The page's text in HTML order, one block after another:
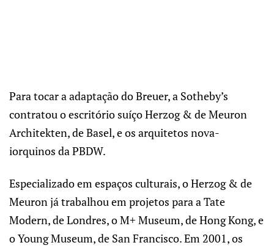
Para tocar a adaptação do Breuer, a Sotheby’s
contratou o escritório suíço Herzog & de Meuron
Architekten, de Basel, e os arquitetos nova-
iorquinos da PBDW.
Especializado em espaços culturais, o Herzog & de
Meuron já trabalhou em projetos para a Tate
Modern, de Londres, o M+ Museum, de Hong Kong, e
o Young Museum, de San Francisco. Em 2001, os